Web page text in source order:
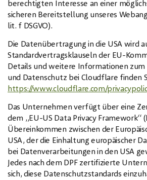
berechtigten Interesse an einer
sicheren Bereitstellung unseres
lit. f DSGVO).
Die Datenübertragung in die USA wird
Standardvertragsklauseln der EU-
Details und weitere Informationen zum
und Datenschutz bei Cloudflare finden
https://www.cloudflare.com/
Das Unternehmen verfügt über eine
dem „EU-US Data Privacy Framework“
Übereinkommen zwischen der
USA, der die Einhaltung europäischer
bei Datenverarbeitungen in den USA
Jedes nach dem DPF zertifizierte
sich, diese Datenschutzstandards